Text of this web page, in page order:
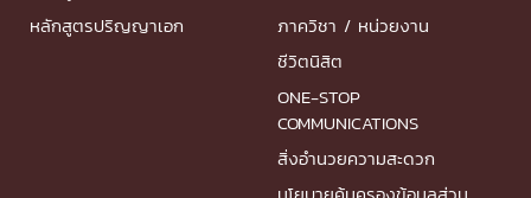
หลักสูตรปริญญาเอก
ภาควิชา / หน่วยงาน
ชีวิตนิสิต
ONE-STOP
COMMUNICATIONS
สิ่งอำนวยความสะดวก